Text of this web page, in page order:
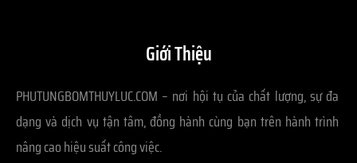
Giới Thiệu
PHUTUNGBOMTHUYLUC.COM – nơi hội tụ của chất lượng, sự đa
dạng và dịch vụ tận tâm, đồng hành cùng bạn trên hành trình
nâng cao hiệu suất công việc.